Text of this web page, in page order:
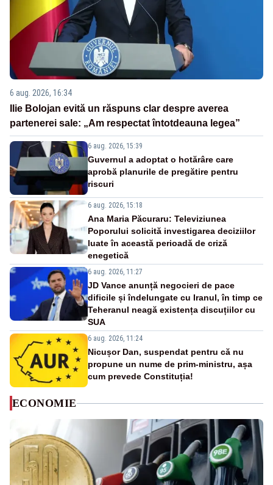
6 aug. 2026, 16:34
Ilie Bolojan evită un răspuns clar despre averea
partenerei sale: „Am respectat întotdeauna legea”
6 aug. 2026, 15:39
Guvernul a adoptat o hotărâre care
aprobă planurile de pregătire pentru
riscuri
6 aug. 2026, 15:18
Ana Maria Păcuraru: Televiziunea
Poporului solicită investigarea deciziilor
luate în această perioadă de criză
enegetică
6 aug. 2026, 11:27
JD Vance anunță negocieri de pace
dificile și îndelungate cu Iranul, în timp ce
Teheranul neagă existența discuțiilor cu
SUA
6 aug. 2026, 11:24
Nicușor Dan, suspendat pentru că nu
propune un nume de prim-ministru, așa
cum prevede Constituția!
ECONOMIE